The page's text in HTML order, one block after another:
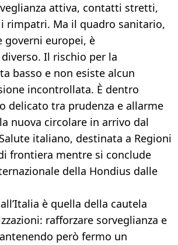
attiva, contatti stretti,
rimpatri. Ma il quadro sanitario,
governi europei, è
Il rischio per la
basso e non esiste alcun
incontrollata. È dentro
delicato tra prudenza e allarme
nuova circolare in arrivo dal
italiano, destinata a Regioni
frontiera mentre si conclude
della Hondius dalle
è quella della cautela
rafforzare sorveglianza e
però fermo un